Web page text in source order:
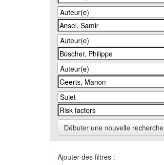
Débuter une nouvelle recherche
Ajouter des filtres :